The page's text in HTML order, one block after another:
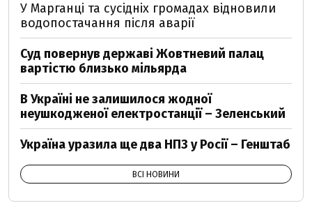
У Марганці та сусідніх громадах відновили
водопостачання після аварії
Суд повернув державі Жовтневий палац
вартістю близько мільярда
В Україні не залишилося жодної
неушкодженої електростанції – Зеленський
Україна уразила ще два НПЗ у Росії – Генштаб
ВСІ НОВИНИ